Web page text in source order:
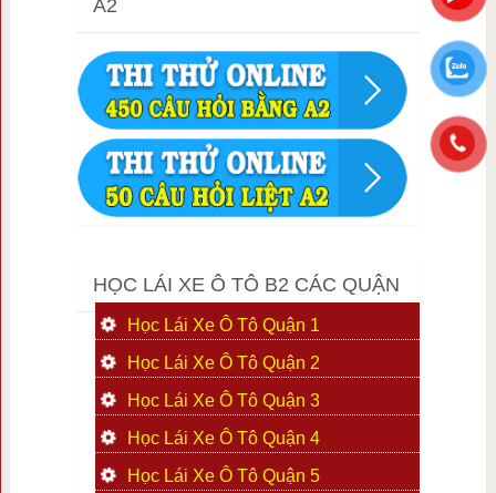
A2
HỌC LÁI XE Ô TÔ B2 CÁC QUẬN
Học Lái Xe Ô Tô Quận 1
Học Lái Xe Ô Tô Quận 2
Học Lái Xe Ô Tô Quận 3
Học Lái Xe Ô Tô Quận 4
Học Lái Xe Ô Tô Quận 5